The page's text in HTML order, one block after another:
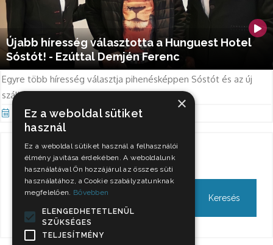
Újabb híresség választotta a Hunguest Hotel
Sóstót! - Ezúttal Demjén Ferenc
Egyre több híresség választja pihenésképpen Sóstót és az új
szállodát!
Okt 25, 2021
Keresés
×
Ez a weboldal sütiket
használ
Ez a weboldal sütiket használ a felhasználói
élmény javítása érdekében. A weboldalunk
használatával Ön hozzájárul az összes süti
használatához, a Cookie szabályzatunknak
megfelelően. Bővebben
ELENGEDHETETLENÜL
SZÜKSÉGES
TELJESÍTMÉNY